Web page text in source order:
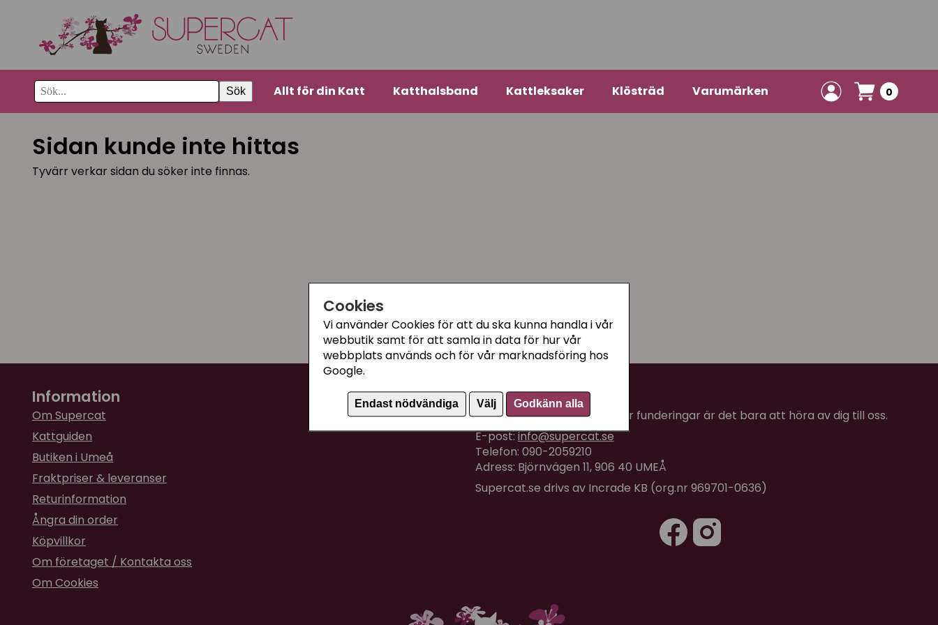
Cookies
Vi använder Cookies för att du ska kunna handla i vår
webbutik samt för att samla in data för hur vår
webbplats används och för vår marknadsföring hos
Google.
Endast nödvändiga Välj Godkänn alla
Sök Allt för din Katt Katthalsband Kattleksaker Klösträd Varumärken 0
Sidan kunde inte hittas
Tyvärr verkar sidan du söker inte finnas.
Information
Om Supercat
Kattguiden
Butiken i Umeå
Fraktpriser & leveranser
Returinformation
Ångra din order
Köpvillkor
Om företaget / Kontakta oss
Om Cookies
Kundtjänst
Om du har några frågor eller funderingar är det bara att höra av dig till oss.
E-post:info@supercat.se
Telefon: 090-2059210
Adress: Björnvägen 11, 906 40 UMEÅ
Supercat.se drivs av Incrade KB (org.nr 969701-0636)